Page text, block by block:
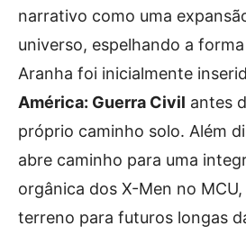
narrativo como uma
universo, espelhando a
Aranha foi inicialmente
América: Guerra Civil antes
próprio caminho solo. Além
abre caminho para uma
orgânica dos X-Men no
terreno para futuros longas